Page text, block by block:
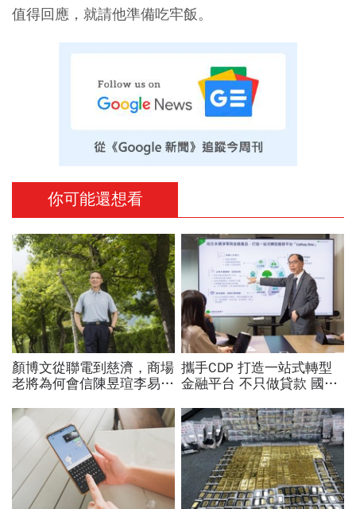
值得回應，就請他準備吃牢飯。
你可能還想看
顏博文從聯電到慈濟，商場
老將為何會信陳昱瑄李易
聲：將捍衛信眾捐款、蔡英
文也說話
攜手CDP 打造一站式轉型
金融平台 不只做貸款 國泰